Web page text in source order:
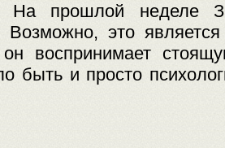
На прошлой неделе
это является
он воспринимает
быть и просто